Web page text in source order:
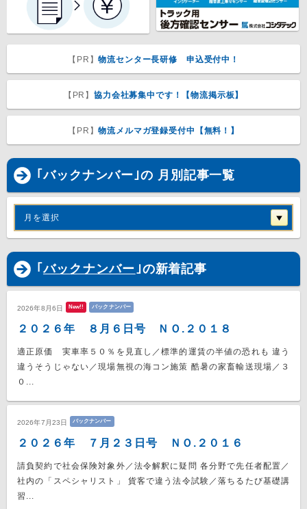
【PR】物流センター長研修 申込受付中！
【PR】協力会社募集中です！【物流掲示板】
【PR】物流メルマガ登録受付中【無料！】
｢バックナンバー｣の 月別記事一覧
月を選択
｢バックナンバー｣の新着記事
2026年8月6日 New!! バックナンバー
２０２６年 ８月６日号 ＮＯ.２０１８
適正原価 実車率５０％を見直し／標準的運賃の半値の恐れも 違う
違うそうじゃない／現場無視の海コン施策 酷暑の家畜輸送現場／３
０...
2026年7月23日 バックナンバー
２０２６年 ７月２３日号 ＮＯ.２０１６
請負契約で社会保険対象外／法令解釈に疑問 各分野で先任者配置／
社内の「スペシャリスト」 貨客で違う法令試験／落ちるたび基礎講
習...